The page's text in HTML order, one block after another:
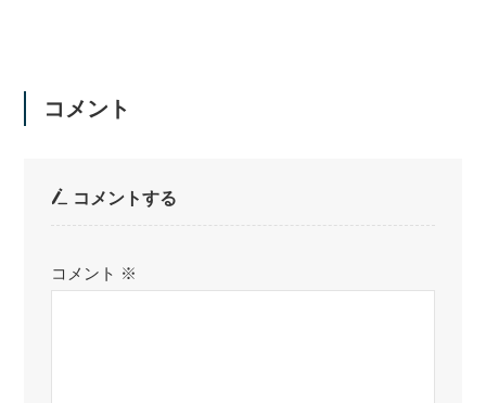
コメント
コメントする
コメント ※